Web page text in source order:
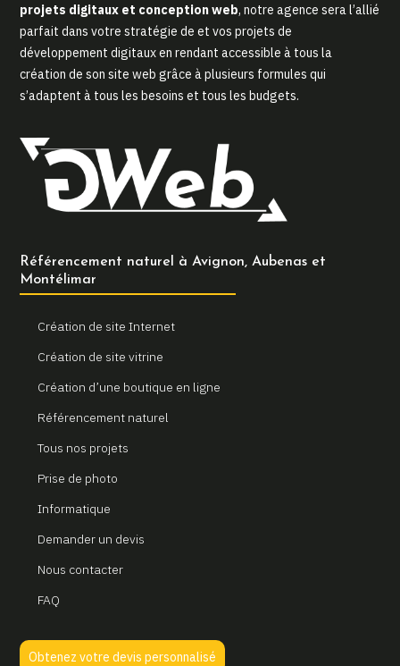
projets digitaux et conception web, notre agence sera l’allié
parfait dans votre stratégie de et vos projets de
développement digitaux en rendant accessible à tous la
création de son site web grâce à plusieurs formules qui
s’adaptent à tous les besoins et tous les budgets.
Référencement naturel à Avignon, Aubenas et
Montélimar
Création de site Internet
Création de site vitrine
Création d’une boutique en ligne
Référencement naturel
Tous nos projets
Prise de photo
Informatique
Demander un devis
Nous contacter
FAQ
Obtenez votre devis personnalisé